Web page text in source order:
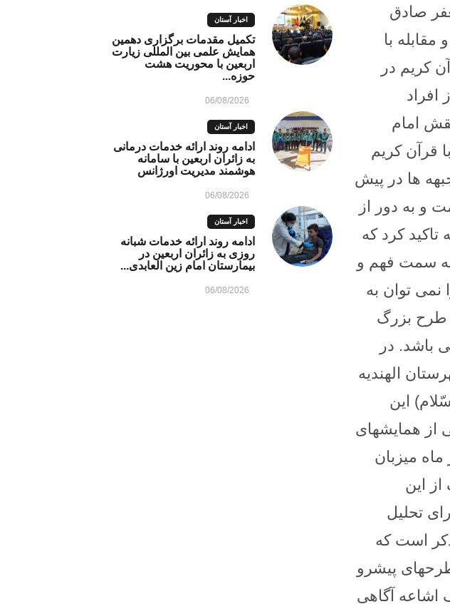
صادق
با
کریم در
امام
قرآن کریم
ها در پیش
و به دور از
کرد که
به سمت فهم و
توان به
طرح بزرگ
باشد. در
الهندیه
این
از همایشهای
میزبان
این
تحلیل
است که
پیشرو
اشاعه آگاهی
اخبار آستان
تکمیل مقدمات برگزاری دهمین
همایش علمی بین المللی زیارت
اربعین با محوریت هشت
حوزه...
06/08/2026
اخبار آستان
ادامه روند ارائه خدمات درمانی
به زائران اربعین با سامانه
هوشمند مدیریت اورژانس
06/08/2026
اخبار آستان
ادامه روند ارائه خدمات شبانه
روزی به زائران اربعین در
بیمارستان امام زین العابدی...
06/08/2026